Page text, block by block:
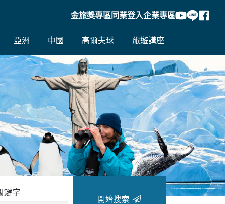
金旅獎專區同業登入企業專區
亞洲 中國 高爾夫球 旅遊講座
往後
鍵字
開始搜索